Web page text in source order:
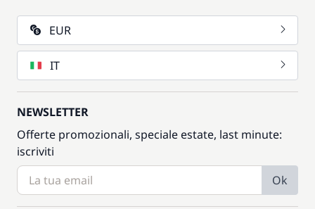
EUR
IT
NEWSLETTER
Offerte promozionali, speciale estate, last minute:
iscriviti
Ok